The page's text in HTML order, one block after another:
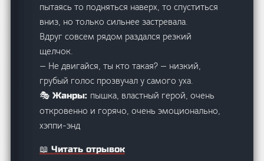
пытаясь то подняться наверх, то спуститься
вниз, но только сильнее застревала.
Вдруг совсем рядом раздался резкий
щелчок.
— Не двигайся, ты кто такая? — низкий,
грубый голос прозвучал у самого уха.
🎭 Жанры: пышка, властный герой, очень
откровенно и горячо, очень эмоционально,
хэппи-энд
📖 Читать отрывок